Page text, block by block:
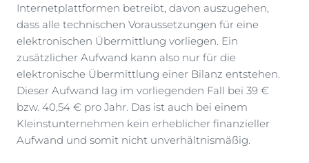
Internetplattformen betreibt, davon auszugehen,
dass alle technischen Voraussetzungen für eine
elektronischen Übermittlung vorliegen. Ein
zusätzlicher Aufwand kann also nur für die
elektronische Übermittlung einer Bilanz entstehen.
Dieser Aufwand lag im vorliegenden Fall bei 39 €
bzw. 40,54 € pro Jahr. Das ist auch bei einem
Kleinstunternehmen kein erheblicher finanzieller
Aufwand und somit nicht unverhältnismäßig.